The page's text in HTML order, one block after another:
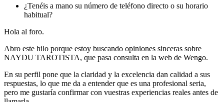
¿Tenéis a mano su número de teléfono directo o su horario
habitual?
Hola al foro.
Abro este hilo porque estoy buscando opiniones sinceras sobre
NAYDU TAROTISTA, que pasa consulta en la web de Wengo.
En su perfil pone que la claridad y la excelencia dan calidad a sus
respuestas, lo que me da a entender que es una profesional seria,
pero me gustaría confirmar con vuestras experiencias reales antes de